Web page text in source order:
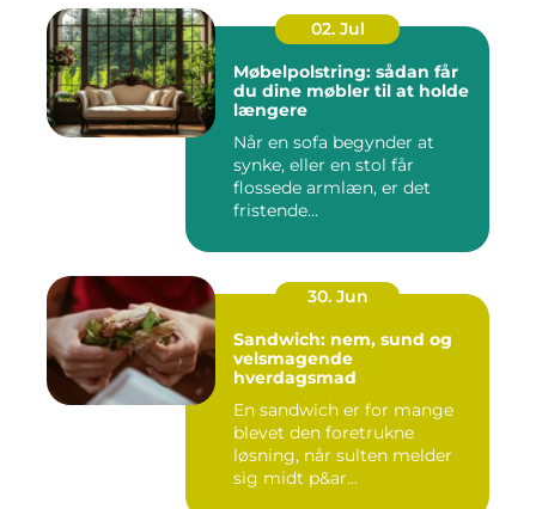
02. Jul
Møbelpolstring: sådan får
du dine møbler til at holde
længere
Når en sofa begynder at
synke, eller en stol får
flossede armlæn, er det
fristende...
30. Jun
Sandwich: nem, sund og
velsmagende
hverdagsmad
En sandwich er for mange
blevet den foretrukne
løsning, når sulten melder
sig midt p&ar...